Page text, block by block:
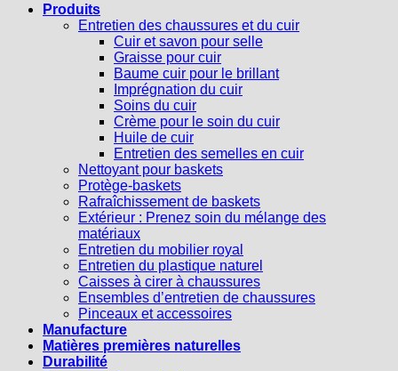
Produits
Entretien des chaussures et du cuir
Cuir et savon pour selle
Graisse pour cuir
Baume cuir pour le brillant
Imprégnation du cuir
Soins du cuir
Crème pour le soin du cuir
Huile de cuir
Entretien des semelles en cuir
Nettoyant pour baskets
Protège-baskets
Rafraîchissement de baskets
Extérieur : Prenez soin du mélange des
matériaux
Entretien du mobilier royal
Entretien du plastique naturel
Caisses à cirer à chaussures
Ensembles d’entretien de chaussures
Pinceaux et accessoires
Manufacture
Matières premières naturelles
Durabilité